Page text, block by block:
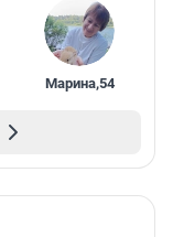
Марина,54